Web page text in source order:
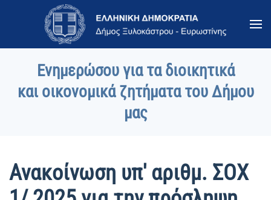
Skip to main content
Ενημερώσου για τα διοικητικά
και οικονομικά ζητήματα του Δήμου
μας
Ανακοίνωση υπ' αριθμ. ΣΟΧ